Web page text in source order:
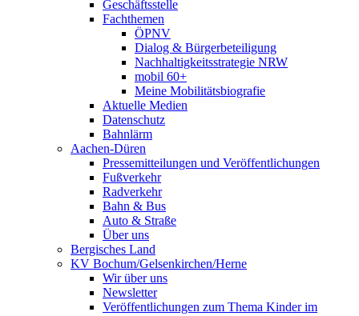
Geschäftsstelle
Fachthemen
ÖPNV
Dialog & Bürgerbeteiligung
Nachhaltigkeitsstrategie NRW
mobil 60+
Meine Mobilitätsbiografie
Aktuelle Medien
Datenschutz
Bahnlärm
Aachen-Düren
Pressemitteilungen und Veröffentlichungen
Fußverkehr
Radverkehr
Bahn & Bus
Auto & Straße
Über uns
Bergisches Land
KV Bochum/Gelsenkirchen/Herne
Wir über uns
Newsletter
Veröffentlichungen zum Thema Kinder im